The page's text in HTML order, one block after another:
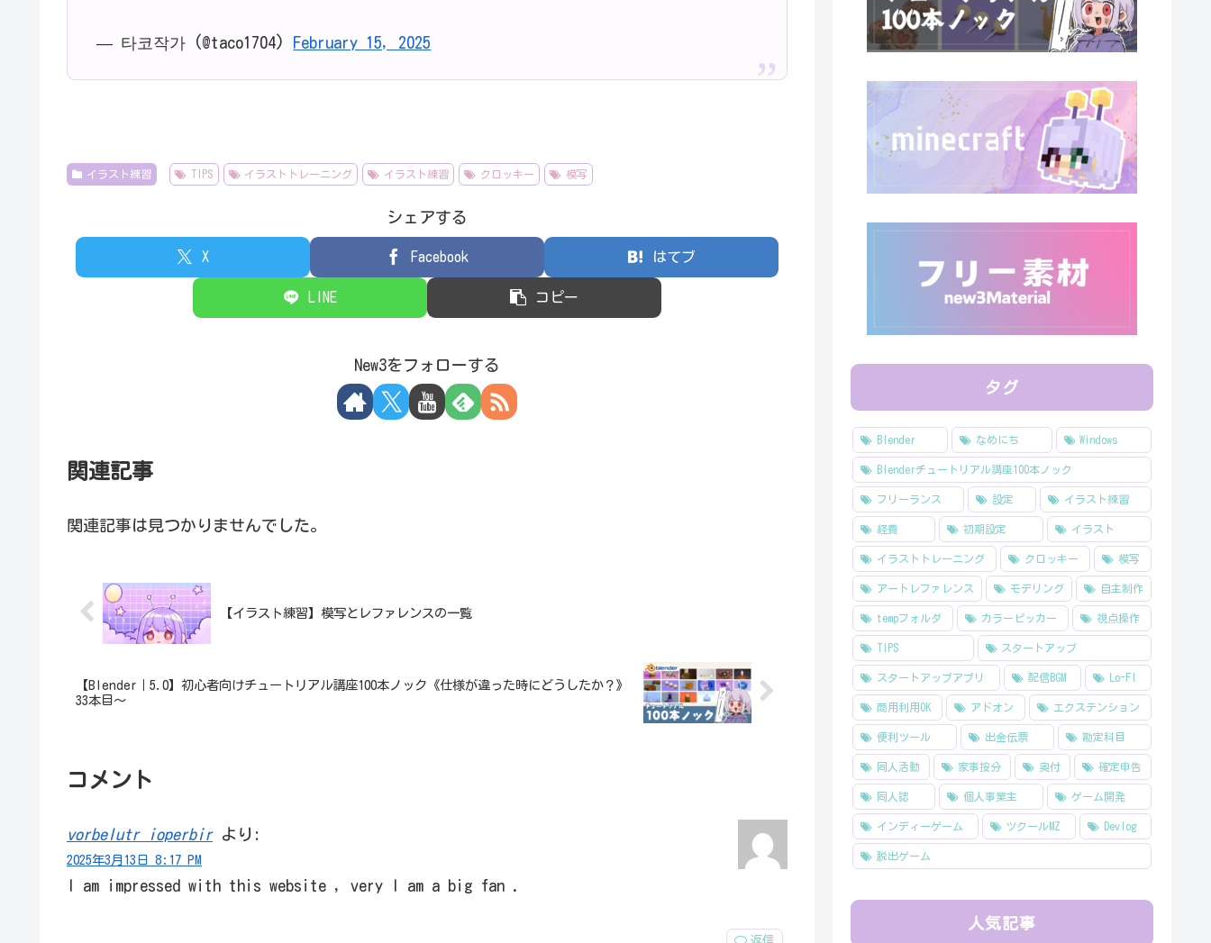
— 타코작가 (@taco1704) February 15, 2025
イラスト練習 TIPS イラストトレーニング イラスト練習 クロッキー 模写
シェアする
X Facebook はてブ
LINE コピー
New3をフォローする
関連記事
関連記事は見つかりませんでした。
【イラスト練習】模写とレファレンスの一覧
【Blender｜5.0】初心者向けチュートリアル講座100本ノック《仕様が違った時にどうしたか？》
33本目～
コメント
vorbelutr ioperbir より:
2025年3月13日 8:17 PM
I am impressed with this website , very I am a big fan .
タグ
Blender なめにち Windows
Blenderチュートリアル講座100本ノック
フリーランス 設定 イラスト練習
経費 初期設定 イラスト
イラストトレーニング クロッキー 模写
アートレファレンス モデリング 自主制作
tempフォルダ カラーピッカー 視点操作
TIPS スタートアップ
スタートアップアプリ 配信BGM Lo-FI
商用利用OK アドオン エクステンション
便利ツール 出金伝票 勘定科目
同人活動 家事按分 奥付 確定申告
同人誌 個人事業主 ゲーム開発
インディーゲーム ツクールMZ Devlog
脱出ゲーム
人気記事